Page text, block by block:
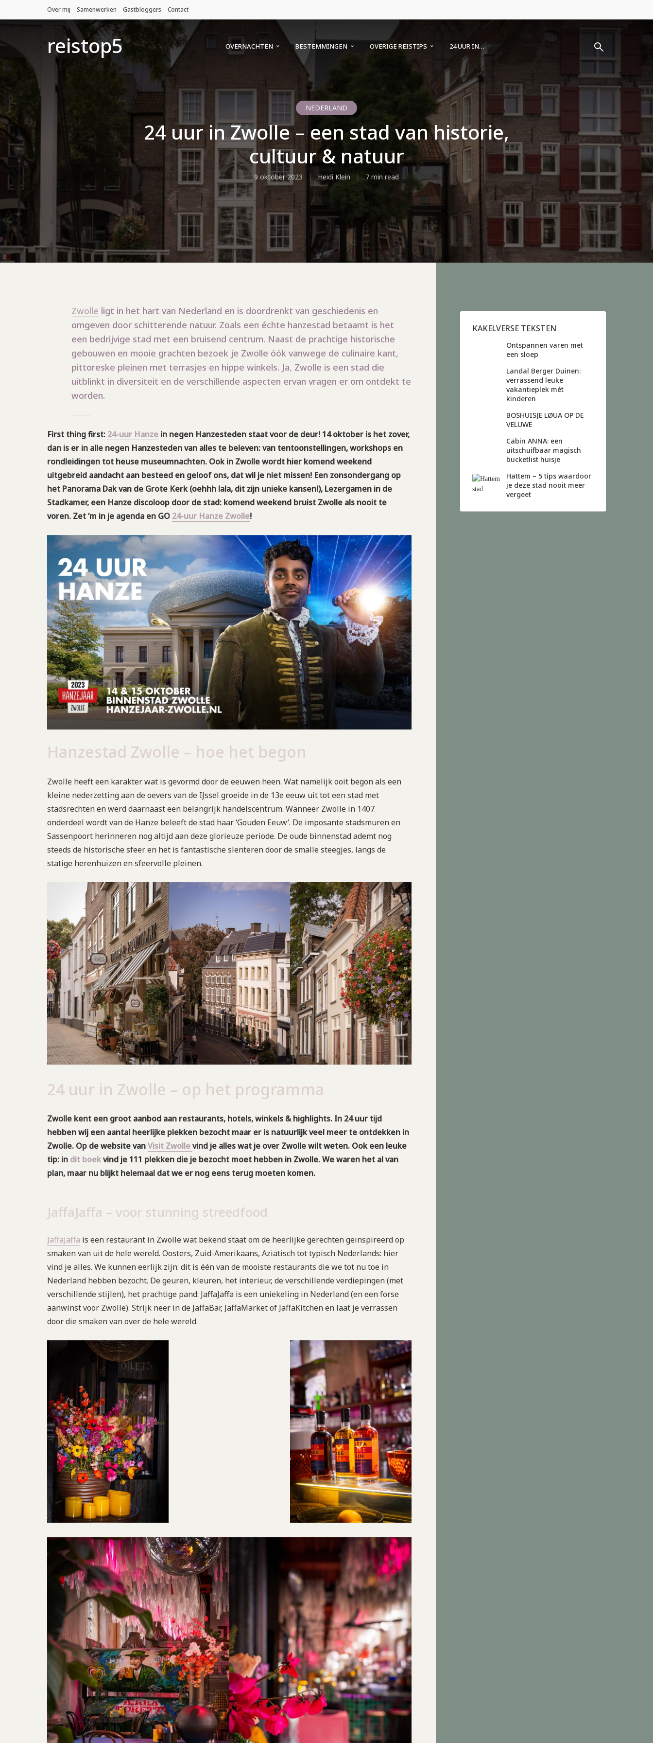
Over mij Samenwerken Gastbloggers Contact
reistop5 OVERNACHTEN BESTEMMINGEN OVERIGE REISTIPS 24 UUR IN…
NEDERLAND
24 uur in Zwolle – een stad van historie,
cultuur & natuur
9 oktober 2023 Heidi Klein 7 min read
Zwolle ligt in het hart van Nederland en is doordrenkt van geschiedenis en
omgeven door schitterende natuur. Zoals een échte hanzestad betaamt is het
een bedrijvige stad met een bruisend centrum. Naast de prachtige historische
gebouwen en mooie grachten bezoek je Zwolle óók vanwege de culinaire kant,
pittoreske pleinen met terrasjes en hippe winkels. Ja, Zwolle is een stad die
uitblinkt in diversiteit en de verschillende aspecten ervan vragen er om ontdekt te
worden.
First thing first: 24-uur Hanze in negen Hanzesteden staat voor de deur! 14 oktober is het zover,
dan is er in alle negen Hanzesteden van alles te beleven: van tentoonstellingen, workshops en
rondleidingen tot heuse museumnachten. Ook in Zwolle wordt hier komend weekend
uitgebreid aandacht aan besteed en geloof ons, dat wil je niet missen! Een zonsondergang op
het Panorama Dak van de Grote Kerk (oehhh lala, dit zijn unieke kansen!), Lezergamen in de
Stadkamer, een Hanze discoloop door de stad: komend weekend bruist Zwolle als nooit te
voren. Zet ‘m in je agenda en GO 24-uur Hanze Zwolle!
Hanzestad Zwolle – hoe het begon
Zwolle heeft een karakter wat is gevormd door de eeuwen heen. Wat namelijk ooit begon als een
kleine nederzetting aan de oevers van de IJssel groeide in de 13e eeuw uit tot een stad met
stadsrechten en werd daarnaast een belangrijk handelscentrum. Wanneer Zwolle in 1407
onderdeel wordt van de Hanze beleeft de stad haar ‘Gouden Eeuw’. De imposante stadsmuren en
Sassenpoort herinneren nog altijd aan deze glorieuze periode. De oude binnenstad ademt nog
steeds de historische sfeer en het is fantastische slenteren door de smalle steegjes, langs de
statige herenhuizen en sfeervolle pleinen.
24 uur in Zwolle – op het programma
Zwolle kent een groot aanbod aan restaurants, hotels, winkels & highlights. In 24 uur tijd
hebben wij een aantal heerlijke plekken bezocht maar er is natuurlijk veel meer te ontdekken in
Zwolle. Op de website vanVisit Zwollevind je alles wat je over Zwolle wilt weten. Ook een leuke
tip: in dit boekvind je 111 plekken die je bezocht moet hebben in Zwolle. We waren het al van
plan, maar nu blijkt helemaal dat we er nog eens terug moeten komen.
JaffaJaffa – voor stunning streedfood
JaffaJaffa is een restaurant in Zwolle wat bekend staat om de heerlijke gerechten geïnspireerd op
smaken van uit de hele wereld. Oosters, Zuid-Amerikaans, Aziatisch tot typisch Nederlands: hier
vind je alles. We kunnen eerlijk zijn: dit is één van de mooiste restaurants die we tot nu toe in
Nederland hebben bezocht. De geuren, kleuren, het interieur, de verschillende verdiepingen (met
verschillende stijlen), het prachtige pand: JaffaJaffa is een uniekeling in Nederland (en een forse
aanwinst voor Zwolle). Strijk neer in de JaffaBar, JaffaMarket of JaffaKitchen en laat je verrassen
door die smaken van over de hele wereld.
KAKELVERSE TEKSTEN
Ontspannen varen met
een sloep
Landal Berger Duinen:
verrassend leuke
vakantieplek mét
kinderen
BOSHUISJE LØUA OP DE
VELUWE
Cabin ANNA: een
uitschuifbaar magisch
bucketlist huisje
Hattem – 5 tips waardoor
je deze stad nooit meer
vergeet